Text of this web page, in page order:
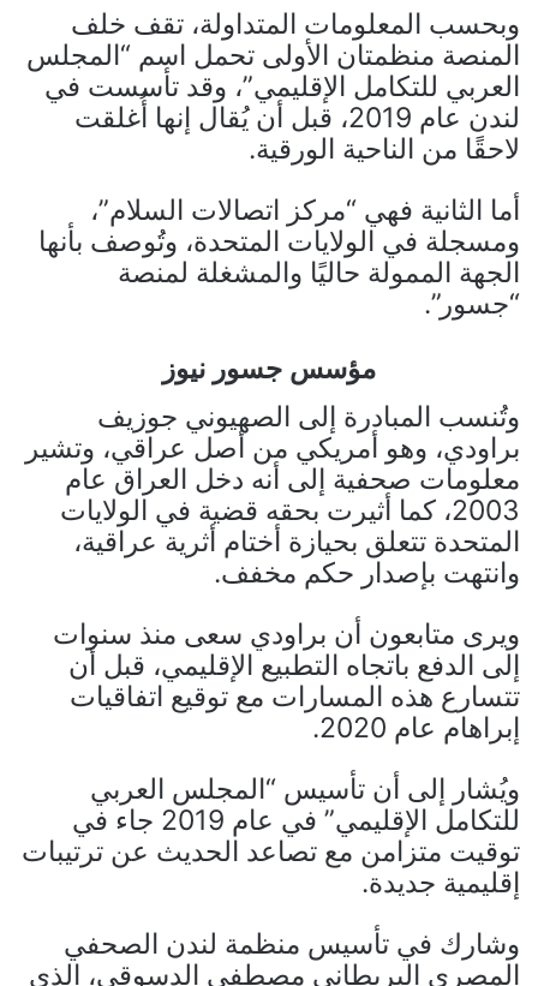
وبحسب المعلومات المتداولة، تقف خلف
المنصة منظمتان الأولى تحمل اسم “المجلس
العربي للتكامل الإقليمي”، وقد تأسست في
لندن عام 2019، قبل أن يُقال إنها أُغلقت
لاحقًا من الناحية الورقية.
أما الثانية فهي “مركز اتصالات السلام”،
ومسجلة في الولايات المتحدة، وتُوصف بأنها
الجهة الممولة حاليًا والمشغلة لمنصة
“جسور”.
مؤسس جسور نيوز
وتُنسب المبادرة إلى الصهيوني جوزيف
براودي، وهو أمريكي من أصل عراقي، وتشير
معلومات صحفية إلى أنه دخل العراق عام
2003، كما أثيرت بحقه قضية في الولايات
المتحدة تتعلق بحيازة أختام أثرية عراقية،
وانتهت بإصدار حكم مخفف.
ويرى متابعون أن براودي سعى منذ سنوات
إلى الدفع باتجاه التطبيع الإقليمي، قبل أن
تتسارع هذه المسارات مع توقيع اتفاقيات
إبراهام عام 2020.
ويُشار إلى أن تأسيس “المجلس العربي
للتكامل الإقليمي” في عام 2019 جاء في
توقيت متزامن مع تصاعد الحديث عن ترتيبات
إقليمية جديدة.
وشارك في تأسيس منظمة لندن الصحفي
المصري البريطاني مصطفى الدسوقي، الذي